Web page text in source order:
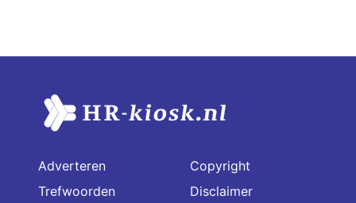
Adverteren
Trefwoorden
Copyright
Disclaimer